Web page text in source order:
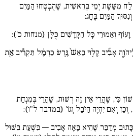
מִשֵּׁשֶׁת יְמֵי בְּרֵאשִׁית, שֶׁהֻבְטְחוּ הַמַּיִם
הַמַּיִם בֶּחָג:
וְאֵמוּרֵי כָּל הַקָּדָשִׁים כֻּלָּן (מנחות כ'):
אָבִ֞יב קָל֤וּי בָּאֵשׁ֙ גֶּ֣רֶשׂ כַּרְמֶ֔ל תַּקְרִ֕יב אֵ֖ת
כִּי, שֶׁהֲרֵי אֵין זֶה רְשׁוּת, שֶׁהֲרֵי בְּמִנְחַת
וְאִם יִהְיֶה הַיֹּבֵל וְגוֹ' (במדבר ל"ו):
מְדַבֵּר שֶׁהִיא בָּאָה אָבִיב — בִּשְׁעַת בִּשּׁוּל